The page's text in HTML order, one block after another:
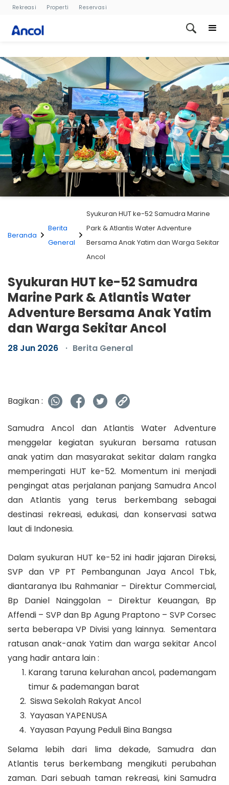
Rekreasi Properti Reservasi
Beranda
Berita
General
Syukuran HUT ke-52 Samudra Marine
Park & Atlantis Water Adventure
Bersama Anak Yatim dan Warga Sekitar
Ancol
Syukuran HUT ke-52 Samudra
Marine Park & Atlantis Water
Adventure Bersama Anak Yatim
dan Warga Sekitar Ancol
28 Jun 2026 Berita General
Bagikan :
Samudra Ancol dan Atlantis Water Adventure
menggelar kegiatan syukuran bersama ratusan
anak yatim dan masyarakat sekitar dalam rangka
memperingati HUT ke-52. Momentum ini menjadi
pengingat atas perjalanan panjang Samudra Ancol
dan Atlantis yang terus berkembang sebagai
destinasi rekreasi, edukasi, dan konservasi satwa
laut di Indonesia.
Dalam syukuran HUT ke-52 ini hadir jajaran Direksi,
SVP dan VP PT Pembangunan Jaya Ancol Tbk,
diantaranya Ibu Rahmaniar – Direktur Commercial,
Bp Daniel Nainggolan – Direktur Keuangan, Bp
Affendi – SVP dan Bp Agung Praptono – SVP Corsec
serta beberapa VP Divisi yang lainnya. Sementara
ratusan anak-anak Yatim dan warga sekitar Ancol
yang hadir antara lain :
Karang taruna kelurahan ancol, pademangam
timur & pademangan barat
⁠ Siswa Sekolah Rakyat Ancol
⁠ Yayasan YAPENUSA
⁠ Yayasan Payung Peduli Bina Bangsa
Selama lebih dari lima dekade, Samudra dan
Atlantis terus berkembang mengikuti perubahan
zaman. Dari sebuah taman rekreasi, kini Samudra